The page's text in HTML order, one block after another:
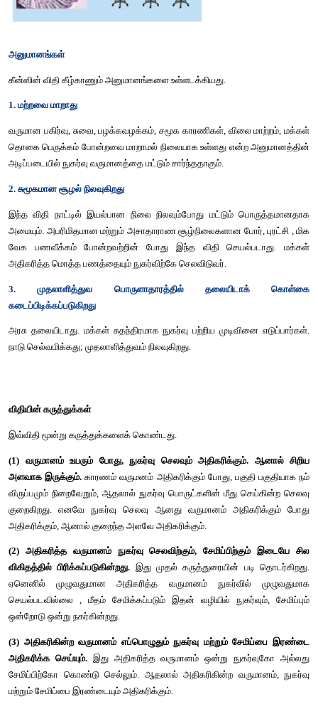
(4) இறுதிநிலை சேமிப்பு நாட்டம்
வருமான மாற்றத்திற்கும் சேமிப்பு மாற்றத்திற்கும் இடையேயுள்ள
சேமிப்பு நாட்டமாகும்.
இறுதிநிலை சேமிப்பு நாட்டத்தை அறிய சேமிப்பு
மாற்றத்தினால் வகுத்தால் கிடைக்கும். கணித ரீதியாக
MPS = ∆S / ∆Y
இங்கு
∆Y = வருமான மாற்றம்
MPS = 1 - MPC மற்றும் MPC = 1 - MPS
பின்னமாகவும் இருக்கும்.
அட்டவணை . 2 APC, MPC, APS மற்றும் MPS யை கணக்கிடுதல்
3. கீன்ஸின் நுகர்வு பற்றிய உளவியல் விதி (Keyne's
Consumption)